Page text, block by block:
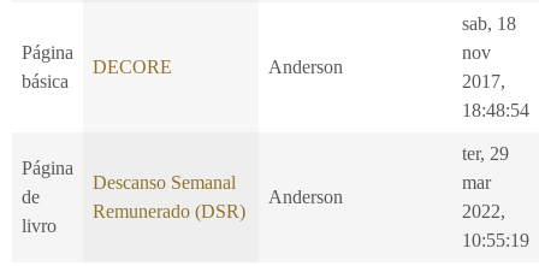
Página
básica
DECORE Anderson
sab, 18
nov
2017,
18:48:54
Página
de
livro
Descanso Semanal
Remunerado (DSR)
Anderson
ter, 29
mar
2022,
10:55:19